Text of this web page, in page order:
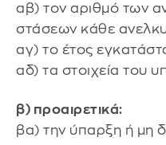
αβ) τον αριθμό των
στάσεων κάθε
αγ) το έτος
αδ) τα στοιχεία του
β) προαιρετικά:
βα) την ύπαρξη ή μη